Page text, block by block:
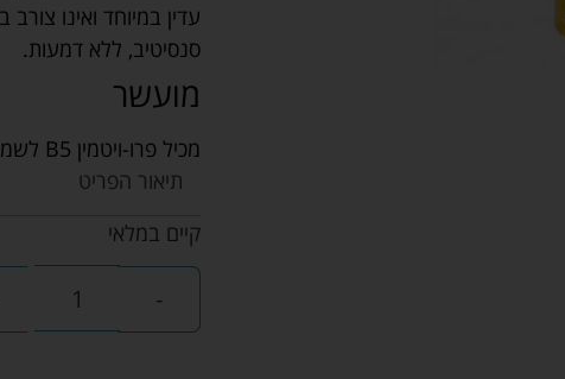
עדין במיוחד ואינו
סנסיטיב, ללא דמעות.
מועשר
מכיל פרו-ויטמין B5 לשמירה על השיער. מועשר בתמצית פרחי קמומילה להרגעה.
תיאור הפריט
קיים במלאי
-